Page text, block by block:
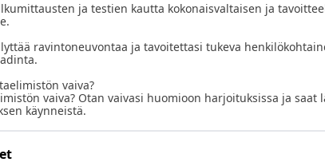
ja testien kautta kokonaisvaltaisen ja
ravintoneuvontaa ja tavoitettasi tukeva
vaiva?
vaiva? Otan vaivasi huomioon harjoituksissa ja saat
käynneistä.